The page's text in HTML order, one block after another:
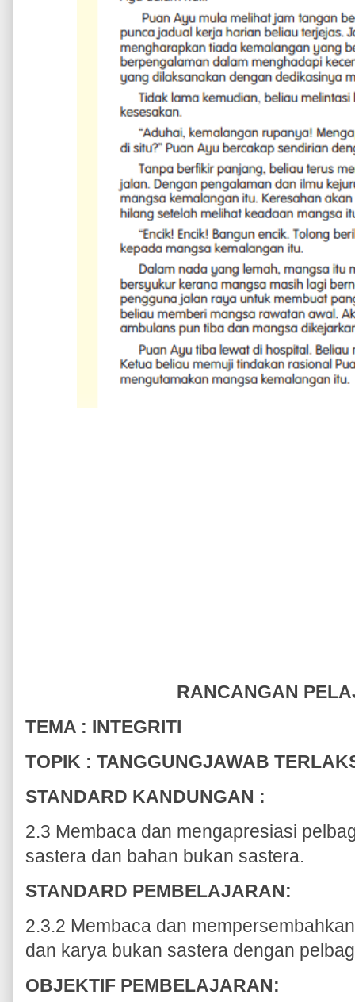
RANCANGAN
TEMA : INTEGRITI
TOPIK : TANGGUNGJAWAB
STANDARD KANDUNGAN :
2.3 Membaca dan mengapresiasi
sastera dan bahan bukan sastera.
STANDARD PEMBELAJARAN:
2.3.2 Membaca dan
dan karya bukan sastera dengan
OBJEKTIF PEMBELAJARAN: